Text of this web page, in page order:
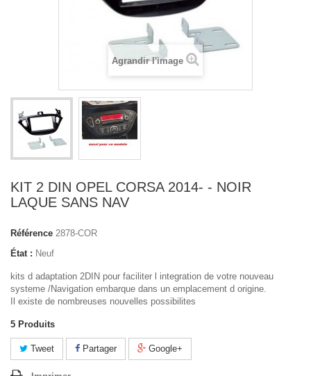
Agrandir l'image
KIT 2 DIN OPEL CORSA 2014- - NOIR
LAQUE SANS NAV
Référence 2878-COR
État : Neuf
kits d adaptation 2DIN pour faciliter l integration de votre nouveau
systeme /Navigation embarque dans un emplacement d origine.
Il existe de nombreuses nouvelles possibilites
5 Produits
Tweet Partager Google+